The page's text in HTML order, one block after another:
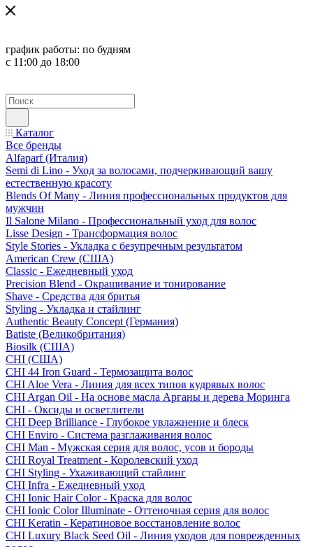
график работы: по будням
с 11:00 до 18:00
Каталог
Все бренды
Alfaparf (Италия)
Semi di Lino - Уход за волосами, подчеркивающий вашу
естественную красоту
Blends Of Many - Линия профессиональных продуктов для
мужчин
Il Salone Milano - Профессиональный уход для волос
Lisse Design - Трансформация волос
Style Stories - Укладка с безупречным результатом
American Crew (США)
Classic - Ежедневный уход
Precision Blend - Окрашивание и тонирование
Shave - Средства для бритья
Styling - Укладка и стайлинг
Authentic Beauty Concept (Германия)
Batiste (Великобритания)
Biosilk (США)
CHI (США)
CHI 44 Iron Guard - Термозащита волос
CHI Aloe Vera - Линия для всех типов кудрявых волос
CHI Argan Oil - На основе масла Арганы и дерева Моринга
CHI - Оксиды и осветлители
CHI Deep Brilliance - Глубокое увлажнение и блеск
CHI Enviro - Система разглаживания волос
CHI Man - Мужская серия для волос, усов и бороды
CHI Royal Treatment - Королевский уход
CHI Styling - Ухаживающий стайлинг
CHI Infra - Ежедневный уход
CHI Ionic Hair Color - Краска для волос
CHI Ionic Color Illuminate - Оттеночная серия для волос
CHI Keratin - Кератиновое восстановление волос
CHI Luxury Black Seed Oil - Линия уходов для поврежденных